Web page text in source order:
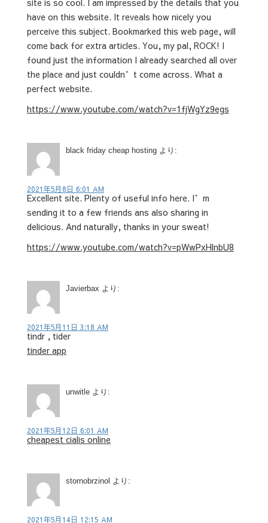
have on this website. It reveals how nicely you
perceive this subject. Bookmarked this web page, will
come back for extra articles. You, my pal, ROCK! I
found just the information I already searched all over
the place and just couldn’t come across. What a
perfect website.
https://www.youtube.com/watch?v=1fjWgYz9egs
black friday cheap hosting より:
2021年5月8日 6:01 AM
Excellent site. Plenty of useful info here. I’m
sending it to a few friends ans also sharing in
delicious. And naturally, thanks in your sweat!
https://www.youtube.com/watch?v=pWwPxHlnbU8
Javierbax より:
2021年5月11日 3:18 AM
tindr , tider
tinder app
unwitle より:
2021年5月12日 6:01 AM
cheapest cialis online
stornobrzinol より:
2021年5月14日 12:15 AM